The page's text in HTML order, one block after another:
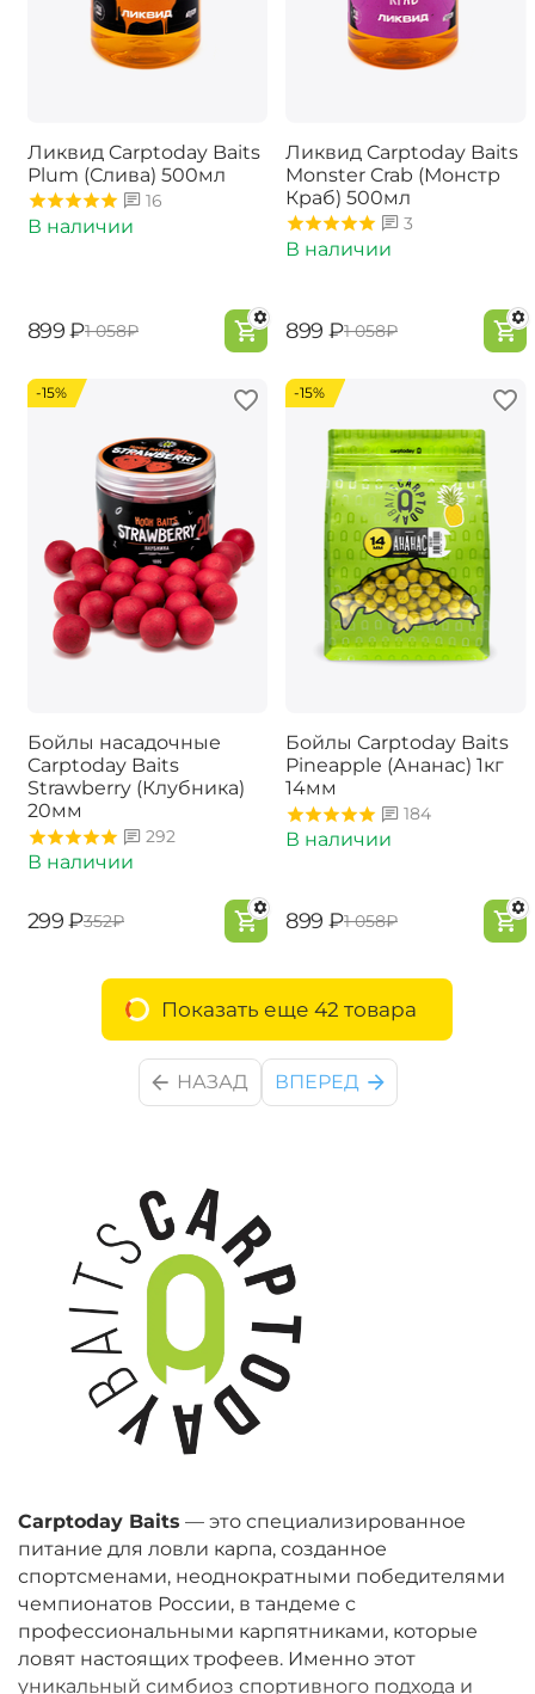
Carptoday Baits — это специализированное
питание для ловли карпа, созданное
спортсменами, неоднократными победителями
чемпионатов России, в тандеме с
профессиональными карпятниками, которые
ловят настоящих трофеев. Именно этот
уникальный симбиоз спортивного подхода и
Ликвид Carptoday Baits
Plum (Слива) 500мл
16
В наличии
‍899‍ ₽‍1 058‍₽
Ликвид Carptoday Baits
Monster Crab (Монстр
Краб) 500мл
3
В наличии
‍899‍ ₽‍1 058‍₽
-15%
Бойлы насадочные
Carptoday Baits
Strawberry (Клубника)
20мм
292
В наличии
‍299‍ ₽‍352‍₽
-15%
Бойлы Carptoday Baits
Pineapple (Ананас) 1кг
14мм
184
В наличии
‍899‍ ₽‍1 058‍₽
Показать еще 42 товара
НАЗАД ВПЕРЕД